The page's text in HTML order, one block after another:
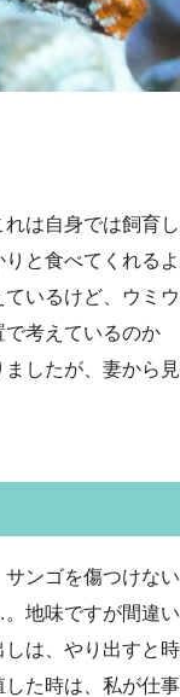
は自身では飼育し
と食べてくれるよ
いるけど、ウミウ
で考えているのか
したが、妻から見
ンゴを傷つけない
地味ですが間違い
は、やり出すと時
た時は、私が仕事